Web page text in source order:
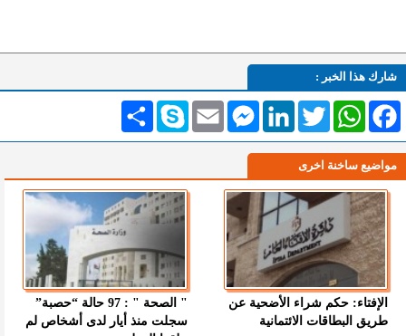
شارك هذا الخبر :
انشر Skype Email
MessengerLinkedInTwitterWhatsAppFacebook
مواضيع ساخنة اخرى
الإفتاء: حكم شراء الأضحية عن
طريق البطاقات الائتمانية
" الصحة " : 97 حالة “حصبة”
سجلت منذ أيار لدى أشخاص لم